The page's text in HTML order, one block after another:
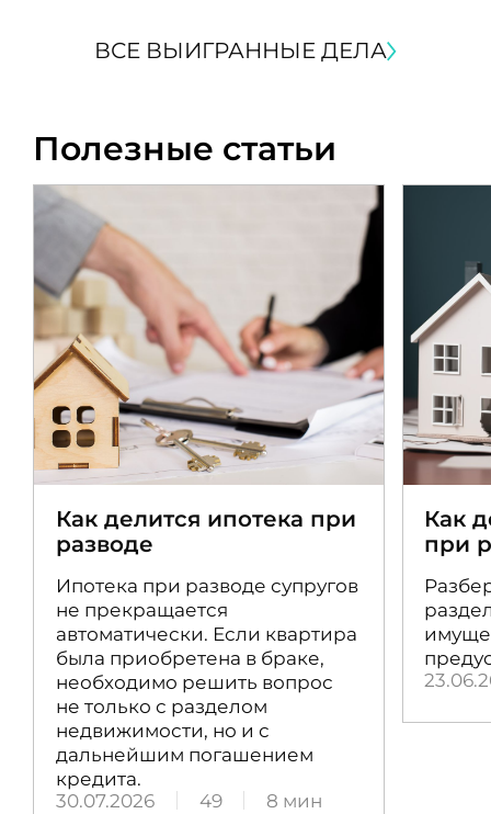
ВСЕ ВЫИГРАННЫЕ ДЕЛА
Полезные статьи
Как делится ипотека при
разводе
Ипотека при разводе супругов
не прекращается
автоматически. Если квартира
была приобретена в браке,
необходимо решить вопрос
не только с разделом
недвижимости, но и с
дальнейшим погашением
кредита.
30.07.2026
49 8 мин
Как
при